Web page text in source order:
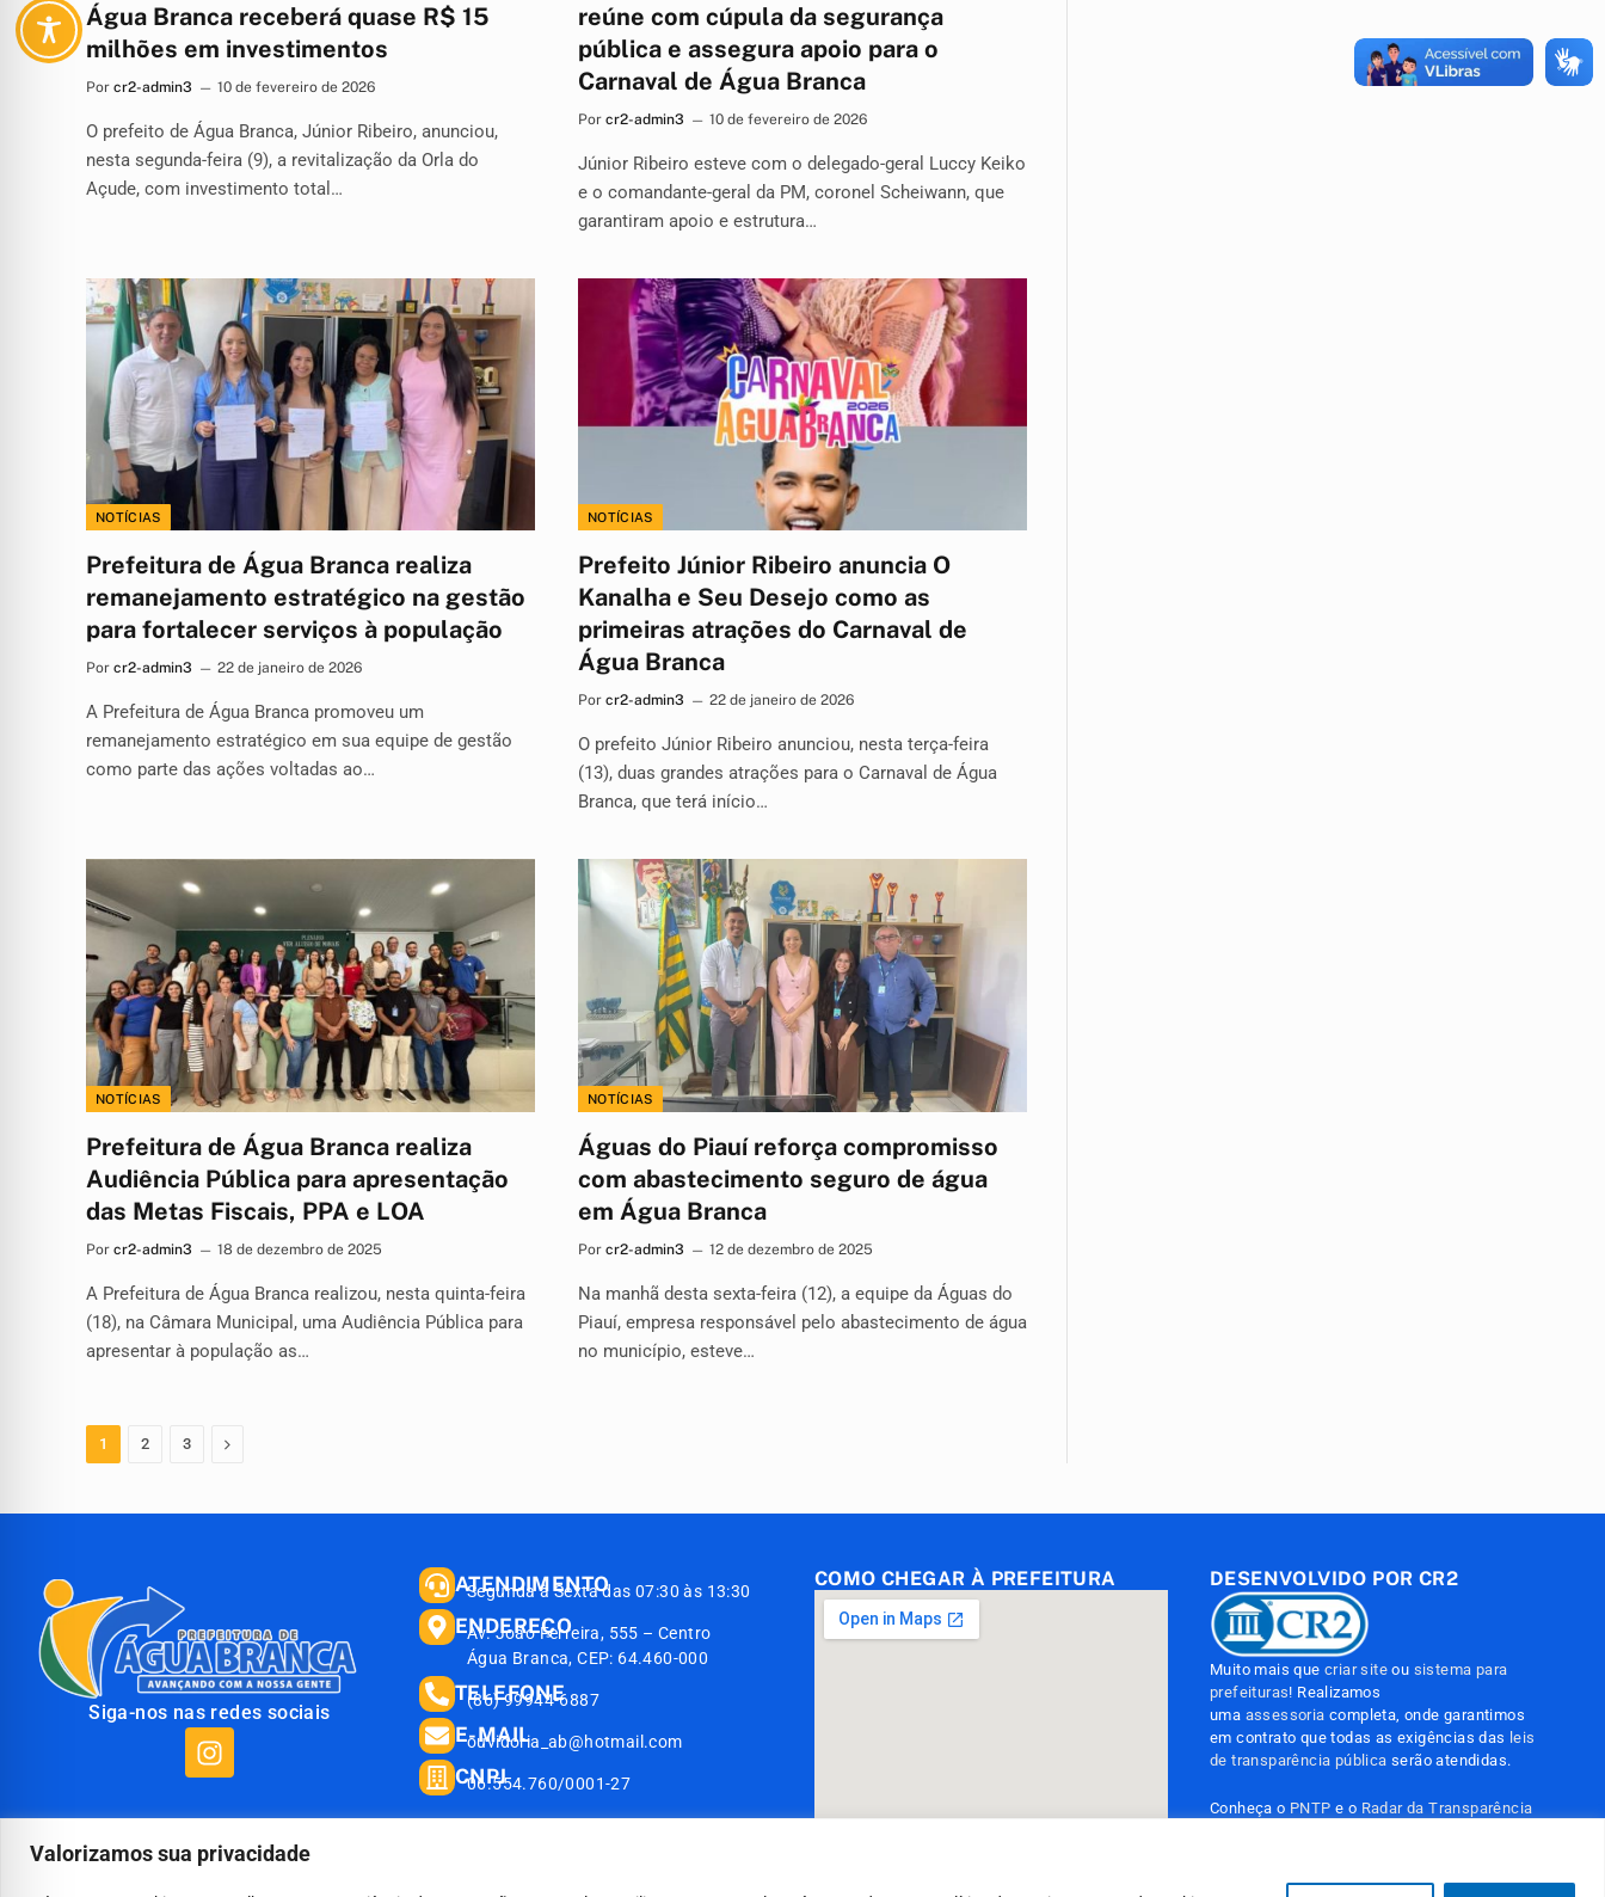
Valorizamos sua privacidade
Água Branca receberá quase R$ 15
milhões em investimentos
Por cr2-admin3 10 de fevereiro de 2026
O prefeito de Água Branca, Júnior Ribeiro, anunciou,
nesta segunda-feira (9), a revitalização da Orla do
Açude, com investimento total…
reúne com cúpula da segurança
pública e assegura apoio para o
Carnaval de Água Branca
Por cr2-admin3 10 de fevereiro de 2026
Júnior Ribeiro esteve com o delegado-geral Luccy Keiko
e o comandante-geral da PM, coronel Scheiwann, que
garantiram apoio e estrutura…
NOTÍCIAS
Prefeitura de Água Branca realiza
remanejamento estratégico na gestão
para fortalecer serviços à população
Por cr2-admin3 22 de janeiro de 2026
A Prefeitura de Água Branca promoveu um
remanejamento estratégico em sua equipe de gestão
como parte das ações voltadas ao…
NOTÍCIAS
Prefeito Júnior Ribeiro anuncia O
Kanalha e Seu Desejo como as
primeiras atrações do Carnaval de
Água Branca
Por cr2-admin3 22 de janeiro de 2026
O prefeito Júnior Ribeiro anunciou, nesta terça-feira
(13), duas grandes atrações para o Carnaval de Água
Branca, que terá início…
NOTÍCIAS
Prefeitura de Água Branca realiza
Audiência Pública para apresentação
das Metas Fiscais, PPA e LOA
Por cr2-admin3 18 de dezembro de 2025
A Prefeitura de Água Branca realizou, nesta quinta-feira
(18), na Câmara Municipal, uma Audiência Pública para
apresentar à população as…
NOTÍCIAS
Águas do Piauí reforça compromisso
com abastecimento seguro de água
em Água Branca
Por cr2-admin3 12 de dezembro de 2025
Na manhã desta sexta-feira (12), a equipe da Águas do
Piauí, empresa responsável pelo abastecimento de água
no município, esteve…
1 2 3 Proximo
Siga-nos nas redes sociais
ATENDIMENTO
Segunda à Sexta das 07:30 às 13:30
ENDEREÇO
Av. João Ferreira, 555 – Centro
Água Branca, CEP: 64.460-000
TELEFONE
(86) 99944-6887
E-MAIL
ouvidoria_ab@hotmail.com
CNPJ
06.554.760/0001-27
COMO CHEGAR À PREFEITURA DESENVOLVIDO POR CR2
Muito mais quecriar site ou sistema para
prefeituras! Realizamos
uma assessoria completa, onde garantimos
em contrato que todas as exigências das leis
de transparência pública serão atendidas.
Conheça o PNTP e o Radar da Transparência